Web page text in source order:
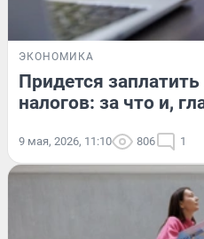
ЭКОНОМИКА
Придется
налогов: за что и,
9 мая, 2026, 11:10 806 1